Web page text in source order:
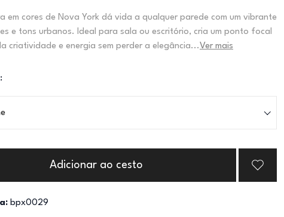
em cores de Nova York dá vida a qualquer parede com um vibrante
e tons urbanos. Ideal para sala ou escritório, cria um ponto focal
criatividade e energia sem perder a elegância... Ver mais
Adicionar ao cesto
bpx0029